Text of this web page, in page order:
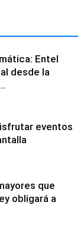
Entel
desde la
eventos
que
obligará a